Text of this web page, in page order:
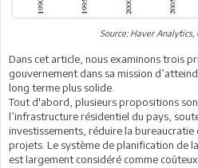
Source: Haver Analytics,
Dans cet article, nous examinons trois
gouvernement dans sa mission
long terme plus solide.
Tout d'abord, plusieurs propositions
l’infrastructure résidentiel du pays,
investissements, réduire la bureaucratie
projets. Le système de planification de
est largement considéré comme